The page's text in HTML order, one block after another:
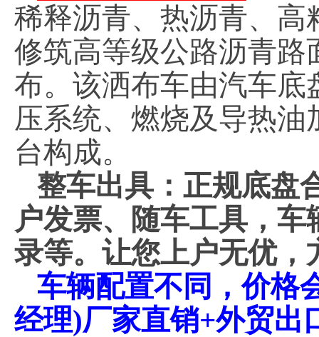
稀释沥青、热沥青、
修筑高等级公路沥青路
布。该洒布车由汽车
压系统、燃烧及导热
台构成。
整车出具：正规底盘
户发票、随车工具，
录等。让您上户无优，
车辆配置不同，价格
经理)厂家直销+外贸出